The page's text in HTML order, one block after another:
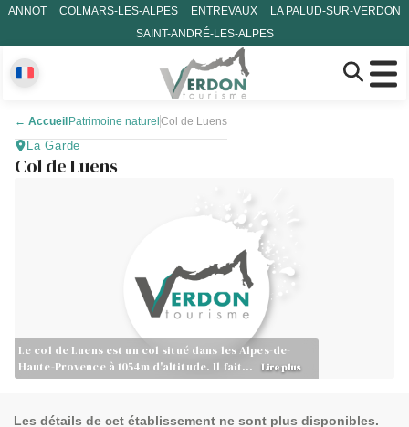
ANNOT COLMARS-LES-ALPES ENTREVAUX
LA PALUD-SUR-VERDON
SAINT-ANDRÉ-LES-ALPES
← Accueil Patrimoine naturel Col de Luens
La Garde
Col de Luens
Le col de Luens est un col situé dans les Alpes-de-
Haute-Provence à 1054m d'altitude. Il fait…
Lire plus
Les détails de cet établissement ne sont plus disponibles.